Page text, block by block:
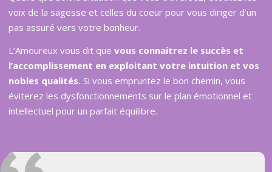
voix de la sagesse et celles du coeur pour vous diriger d’un
pas assuré vers votre bonheur.
L’Amoureux vous dit que vous connaitrez le succès et
l’accomplissement en exploitant votre intuition et vos
nobles qualités. Si vous empruntez le bon chemin, vous
éviterez les dysfonctionnements sur le plan émotionnel et
intellectuel pour un parfait équilibre.